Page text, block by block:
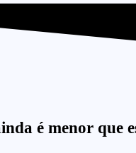
é menor que